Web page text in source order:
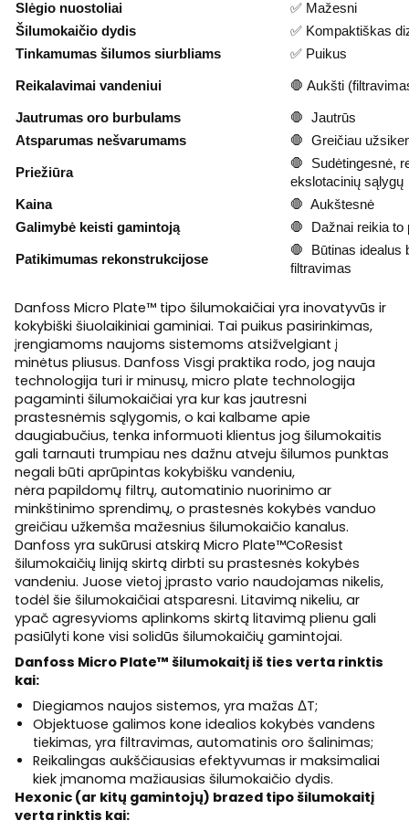
Slėgio nuostoliai
✅ Mažesni
Šilumokaičio dydis
✅ Kompaktiškas
Tinkamumas šilumos siurbliams
✅ Puikus
Reikalavimai vandeniui 🛑 Aukšti
Jautrumas oro burbulams
🛑 Jautrūs
Atsparumas nešvarumams
🛑 Greičiau
Priežiūra
🛑 Sudėtingesnė,
ekslotacinių sąlygų
Kaina
🛑 Aukštesnė
Galimybė keisti gamintoją
🛑 Dažnai reikia to
Patikimumas rekonstrukcijose
🛑 Būtinas idealus
filtravimas
Danfoss Micro Plate™ tipo šilumokaičiai yra inovatyvūs ir
kokybiški šiuolaikiniai gaminiai. Tai puikus pasirinkimas,
įrengiamoms naujoms sistemoms atsižvelgiant į
minėtus pliusus. Danfoss Visgi praktika rodo, jog nauja
technologija turi ir minusų, micro plate technologija
pagaminti šilumokaičiai yra kur kas jautresni
prastesnėmis sąlygomis, o kai kalbame apie
daugiabučius, tenka informuoti klientus jog šilumokaitis
gali tarnauti trumpiau nes dažnu atveju šilumos punktas
negali būti aprūpintas kokybišku vandeniu,
nėra papildomų filtrų, automatinio nuorinimo ar
minkštinimo sprendimų, o prastesnės kokybės vanduo
greičiau užkemša mažesnius šilumokaičio kanalus.
Danfoss yra sukūrusi atskirą Micro Plate™CoResist
šilumokaičių liniją skirtą dirbti su prastesnės kokybės
vandeniu. Juose vietoj įprasto vario naudojamas nikelis,
todėl šie šilumokaičiai atsparesni. Litavimą nikeliu, ar
ypač agresyvioms aplinkoms skirtą litavimą plienu gali
pasiūlyti kone visi solidūs šilumokaičių gamintojai.
Danfoss Micro Plate™ šilumokaitį iš ties verta rinktis
kai:
Diegiamos naujos sistemos, yra mažas ΔT;
Objektuose galimos kone idealios kokybės vandens
tiekimas, yra filtravimas, automatinis oro šalinimas;
Reikalingas aukščiausias efektyvumas ir maksimaliai
kiek įmanoma mažiausias šilumokaičio dydis.
Hexonic (ar kitų gamintojų) brazed tipo šilumokaitį
verta rinktis kai: